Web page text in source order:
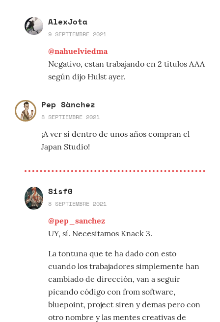
AlexJota
9 SEPTIEMBRE 2021
@nahuelviedma
Negativo, estan trabajando en 2 títulos AAA
según dijo Hulst ayer.
Pep Sànchez
8 SEPTIEMBRE 2021
¡A ver si dentro de unos años compran el
Japan Studio!
Sisf0
8 SEPTIEMBRE 2021
@pep_sanchez
UY, sí. Necesitamos Knack 3.
La tontuna que te ha dado con esto
cuando los trabajadores simplemente han
cambiado de dirección, van a seguir
picando código con from software,
bluepoint, project siren y demas pero con
otro nombre y las mentes creativas de